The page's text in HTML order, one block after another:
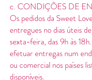
c. CONDIÇÕES DE
Os pedidos da Sweet
entregues no dias úteis
sexta-feira, das 9h às
efetuar entregas num
ou comercial nos países
disponíveis.